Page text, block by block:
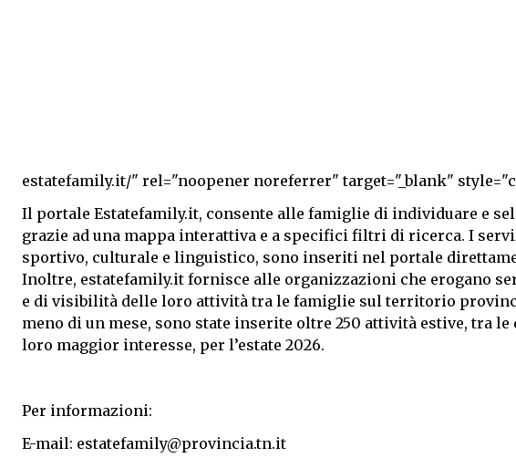
estatefamily.it/" rel="noopener noreferrer" target="_blank"
Il portale Estatefamily.it, consente alle famiglie di individuare e
grazie ad una mappa interattiva e a specifici filtri di ricerca. I
sportivo, culturale e linguistico, sono inseriti nel portale
Inoltre, estatefamily.it fornisce alle organizzazioni che erogano
e di visibilità delle loro attività tra le famiglie sul territorio
meno di un mese, sono state inserite oltre 250 attività estive, tra
loro maggior interesse, per l’estate 2026.
Per informazioni:
E-mail: estatefamily@provincia.tn.it